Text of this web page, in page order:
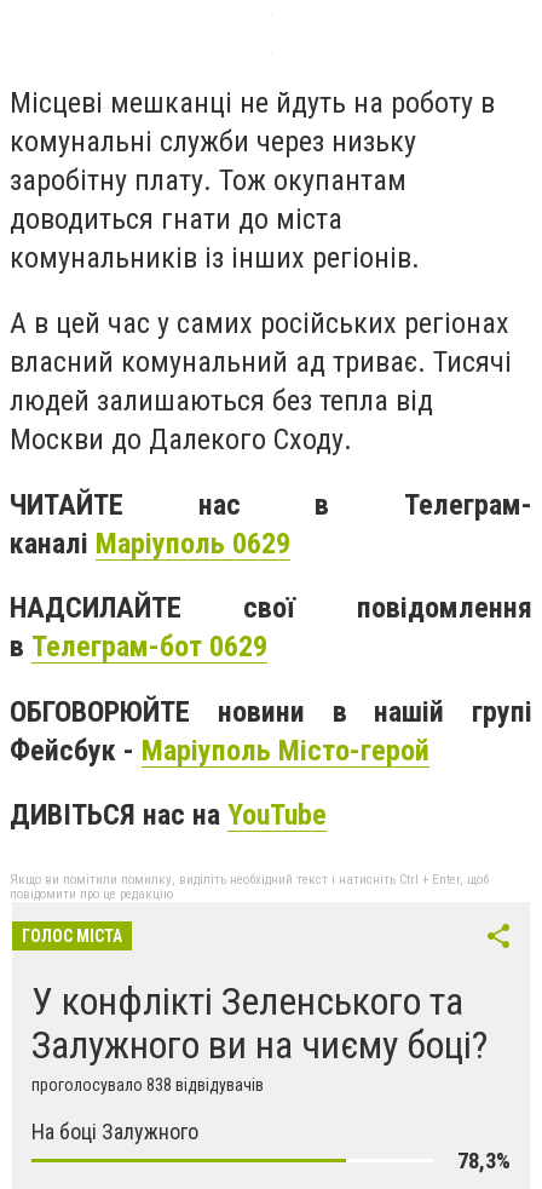
Місцеві мешканці не йдуть на роботу в
комунальні служби через низьку
заробітну плату. Тож окупантам
доводиться гнати до міста
комунальників із інших регіонів.
А в цей час у самих російських регіонах
власний комунальний ад триває. Тисячі
людей залишаються без тепла від
Москви до Далекого Сходу.
ЧИТАЙТЕ нас в Телеграм-
каналі Маріуполь 0629
НАДСИЛАЙТЕ свої повідомлення
в Телеграм-бот 0629
ОБГОВОРЮЙТЕ новини в нашій групі
Фейсбук - Маріуполь Місто-герой
ДИВІТЬСЯ нас на YouTube
Якщо ви помітили помилку, виділіть необхідний текст і натисніть Ctrl + Enter, щоб
повідомити про це редакцію
ГОЛОС МІСТА
У конфлікті Зеленського та
Залужного ви на чиєму боці?
проголосувало 838 відвідувачів
На боці Залужного
78,3%